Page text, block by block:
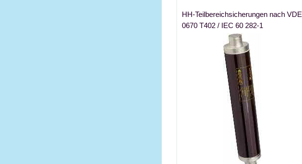
HH-Teilbereichsicherungen nach VDE
0670 T402 / IEC 60 282-1